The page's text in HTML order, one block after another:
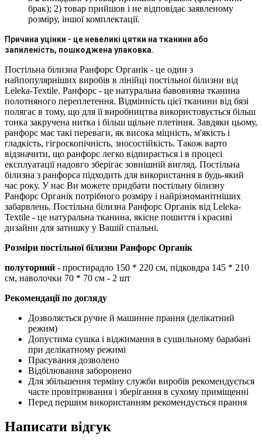
брак); 2) товар прийшов і не відповідає заявленому
розміру, іншої комплектації.
Причина уцінки - це невеликі цятки на тканини або
запиленість, пошкоджена упаковка.
Постільна білизна Ранфорс Органік - це один з
найпопулярніших виробів в лінійці постільної білизни від
Leleka-Textile. Ранфорс - це натуральна бавовняна тканина
полотняного переплетення. Відмінність цієї тканини від бязі
полягає в тому, що для її виробництва використовується більш
тонка закручена нитка і більш щільне плетіння. Завдяки цьому,
ранфорс має такі переваги, як висока міцність, м'якість і
гладкість, гігроскопічність, зносостійкість. Також варто
відзначити, що ранфорс легко відпирається і в процесі
експлуатації надовго зберігає зовнішній вигляд. Постільна
білизна з ранфорса підходить для використання в будь-який
час року. У нас Ви можете придбати постільну білизну
Ранфорс Органік потрібного розміру і найрізноманітніших
забарвлень. Постільна білизна Ранфорс Органік від Leleka-
Textile - це натуральна тканина, якісне пошиття і красиві
дизайни для затишку у Вашій спальні.
Розміри постільної білизни Ранфорс Органік
полуторний - простирадло 150 * 220 см, підковдра 145 * 210
см, наволочки 70 * 70 см - 2 шт
Рекомендації по догляду
Дозволяється ручне й машинне прання (делікатний
режим)
Допустима сушка і віджимання в сушильному барабані
при делікатному режимі
Прасування дозволено
Відбілювання заборонено
Для збільшення терміну служби виробів рекомендується
часте провітрювання і зберігання в сухому приміщенні
Перед першим використанням рекомендується прання
Написати відгук